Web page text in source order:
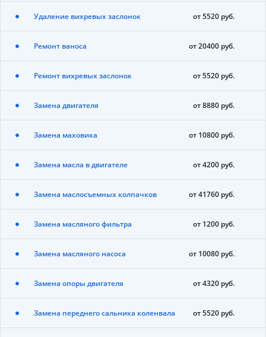
Удаление вихревых заслонок от 5520 руб.
Ремонт ваноса от 20400 руб.
Ремонт вихревых заслонок от 5520 руб.
Замена двигателя от 8880 руб.
Замена маховика от 10800 руб.
Замена масла в двигателе от 4200 руб.
Замена маслосъемных колпачков от 41760 руб.
Замена масляного фильтра от 1200 руб.
Замена масляного насоса от 10080 руб.
Замена опоры двигателя от 4320 руб.
Замена переднего сальника коленвала от 5520 руб.